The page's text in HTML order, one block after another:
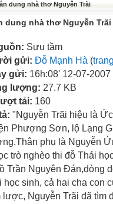
dung nhà thơ Nguyễn Trãi
dung nhà thơ Nguyễn Trãi
Sưu tầm
gửi: Đỗ Mạnh Hà (
gửi: 16h:08' 12-07-2007
lượng: 27.7 KB
tải: 160
"Nguyễn Trãi hiệu là
Phượng Sơn, lộ Lạng
phụ là Nguyễn
trò nghèo thi đỗ Thái
Trần Nguyên Đán,dòng
học sinh, cả hai cha con
lược, Nguyễn Trãi đã tìm